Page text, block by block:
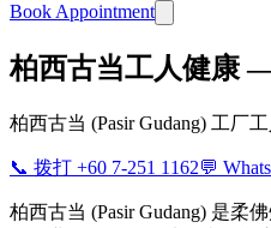
Book Appointment
柏西古当工人健康
柏西古当 (Pasir Gudang) 工厂
📞 拨打 +60 7-251 1162💬
柏西古当 (Pasir Gudang) 是柔